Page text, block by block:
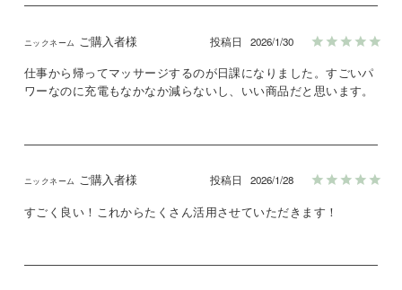
ご購入者様 投稿日 2026/1/30
仕事から帰ってマッサージするのが日課になりました。すごいパ
ワーなのに充電もなかなか減らないし、いい商品だと思います。
ご購入者様 投稿日 2026/1/28
すごく良い！これからたくさん活用させていただきます！